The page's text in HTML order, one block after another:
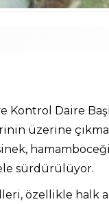
Daire
üzerine
sürdürülüyor.
özellikle halk